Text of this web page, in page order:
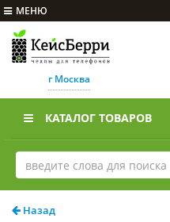
МЕНЮ
г Москва
КАТАЛОГ ТОВАРОВ
Назад